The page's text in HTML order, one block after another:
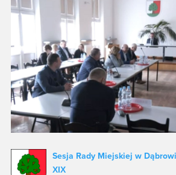
Sesja Rady Miejskiej w
XIX